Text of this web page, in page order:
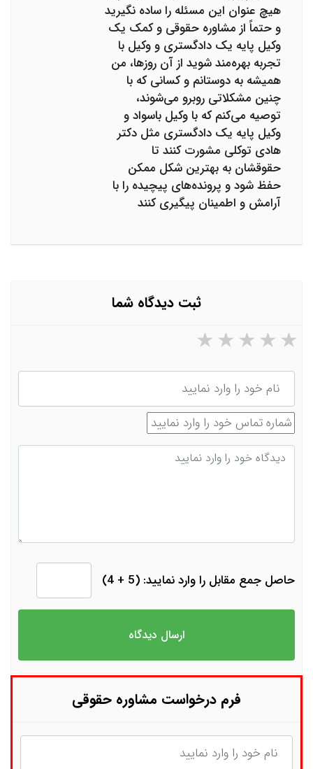
هیچ عنوان این مسئله را ساده نگیرید
و حتماً از مشاوره حقوقی و کمک یک
وکیل پایه یک دادگستری و وکیل با
تجربه بهره‌مند شوید از آن روزها، من
همیشه به دوستانم و کسانی که با
چنین مشکلاتی روبرو می‌شوند،
توصیه می‌کنم که با وکیل باسواد و
وکیل پایه یک دادگستری مثل دکتر
هادی توکلی مشورت کنند تا
حقوقشان به بهترین شکل ممکن
حفظ شود و پرونده‌های پیچیده را با
آرامش و اطمینان پیگیری کنند
ثبت دیدگاه شما
۵ ستاره از ۵ ۴ ستاره از ۵ ۳ ستاره از ۵ ۲ ستاره از ۵
نام
شماره تماس
دیدگاه
حاصل جمع مقابل را وارد نمایید: (5 + 4)
فرم درخواست مشاوره حقوقی
نام